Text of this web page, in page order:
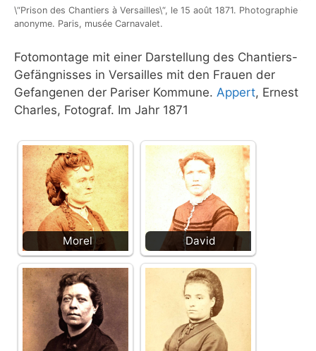
\“Prison des Chantiers à Versailles\“, le 15 août 1871. Photographie
anonyme. Paris, musée Carnavalet.
Fotomontage mit einer Darstellung des Chantiers-
Gefängnisses in Versailles mit den Frauen der
Gefangenen der Pariser Kommune. Appert, Ernest
Charles, Fotograf. Im Jahr 1871
Morel David